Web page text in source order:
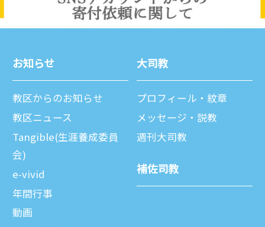
お知らせ
教区からのお知らせ
教区ニュース
Tangible(生涯養成委員
会)
e-vivid
年間⾏事
動画
⼤司教
プロフィール・紋章
メッセージ・説教
週刊⼤司教
補佐司教